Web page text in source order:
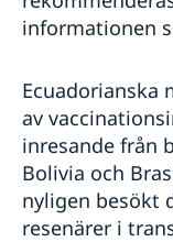
informationen
Ecuadorianska
av
inresande från
Bolivia och
nyligen besökt
resenärer i